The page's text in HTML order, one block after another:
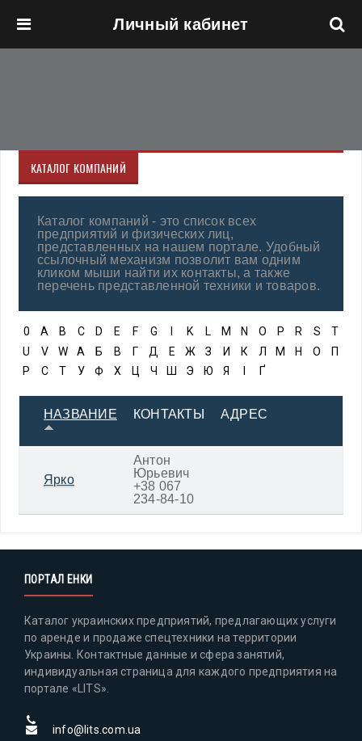
Личный кабинет
КАТАЛОГ КОМПАНИЙ
Каталог компаний - это список всех
предприятий и физических лиц,
представленных на нашем портале. Удобный
ссылочный механизм позволит вам одним
кликом мыши найти их контакты, а также
перечень представленной техники и товаров.
0 A B C D E F G K L M N O P R S
T
U
V W А Б В Г Д Е Ж З И К Л М Н О
П
Р
С Т У Ф Х Ц Ч Ш Э Ю Я Ґ
НАЗВАНИЕ КОНТАКТЫ АДРЕС
Ярко
Антон
Юрьевич
+38 067
234-84-10
ПОРТАЛ ЕНКИ
Каталог украинских предприятий, предлагающих услуги
по аренде и продаже спецтехники на территории
Украины. Контактные данные и сфера занятий,
индивидуальная страница для каждого предприятия на
портале «LITS».
info@lits.com.ua